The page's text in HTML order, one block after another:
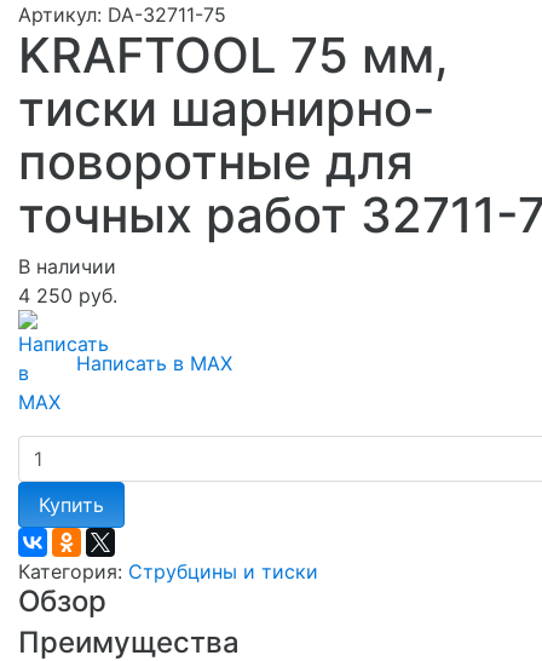
Артикул: DA-32711-75
KRAFTOOL 75 мм,
тиски шарнирно-
поворотные для
точных работ 32711-
В наличии
4 250 руб.
Написать в MAX
Купить
Категория: Струбцины и тиски
Обзор
Преимущества